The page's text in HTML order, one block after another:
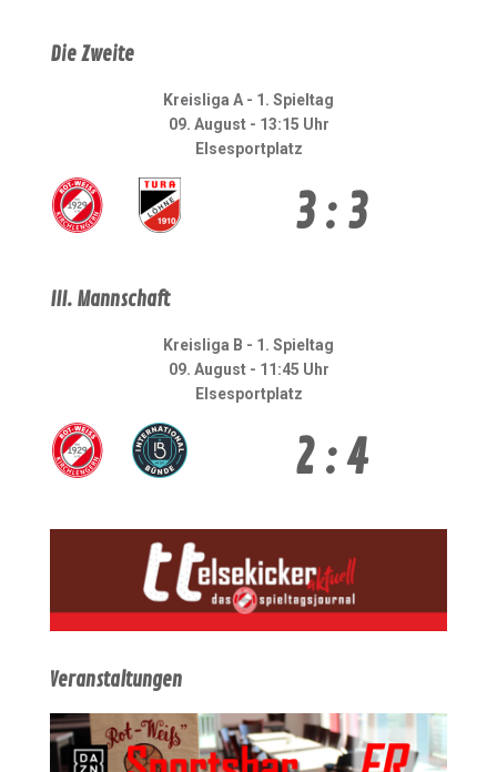
Die Zweite
Kreisliga A - 1. Spieltag
09. August - 13:15 Uhr
Elsesportplatz
3 : 3
III. Mannschaft
Kreisliga B - 1. Spieltag
09. August - 11:45 Uhr
Elsesportplatz
2 : 4
Veranstaltungen